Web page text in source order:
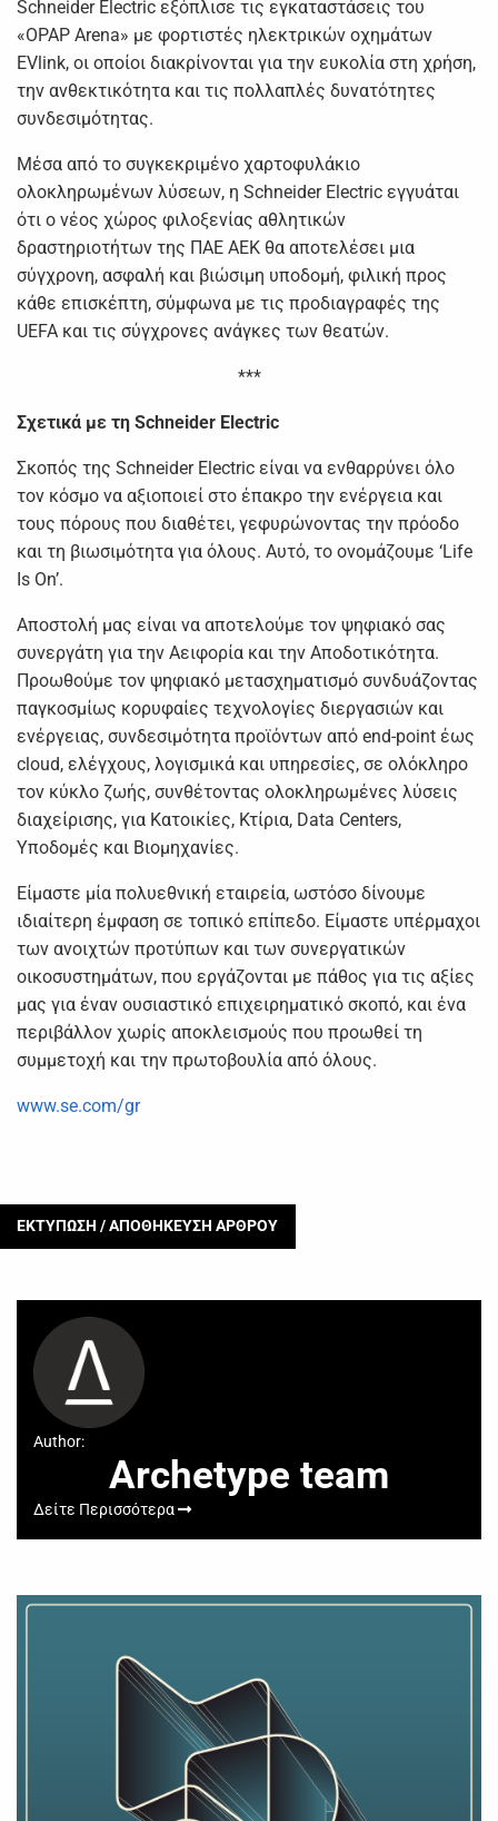
Schneider Electric εξόπλισε τις εγκαταστάσεις του
«OPAP Arena» με φορτιστές ηλεκτρικών οχημάτων
EVlink, οι οποίοι διακρίνονται για την ευκολία στη χρήση,
την ανθεκτικότητα και τις πολλαπλές δυνατότητες
συνδεσιμότητας.
Μέσα από το συγκεκριμένο χαρτοφυλάκιο
ολοκληρωμένων λύσεων, η Schneider Electric εγγυάται
ότι ο νέος χώρος φιλοξενίας αθλητικών
δραστηριοτήτων της ΠΑΕ ΑΕΚ θα αποτελέσει μια
σύγχρονη, ασφαλή και βιώσιμη υποδομή, φιλική προς
κάθε επισκέπτη, σύμφωνα με τις προδιαγραφές της
UEFA και τις σύγχρονες ανάγκες των θεατών.
***
Σχετικά με τη Schneider Electric
Σκοπός της Schneider Electric είναι να ενθαρρύνει όλο
τον κόσμο να αξιοποιεί στο έπακρο την ενέργεια και
τους πόρους που διαθέτει, γεφυρώνοντας την πρόοδο
και τη βιωσιμότητα για όλους. Αυτό, το ονομάζουμε ‘Life
Is On’.
Αποστολή μας είναι να αποτελούμε τον ψηφιακό σας
συνεργάτη για την Aειφορία και την Aποδοτικότητα.
Προωθούμε τον ψηφιακό μετασχηματισμό συνδυάζοντας
παγκοσμίως κορυφαίες τεχνολογίες διεργασιών και
ενέργειας, συνδεσιμότητα προϊόντων από end-point έως
cloud, ελέγχους, λογισμικά και υπηρεσίες, σε ολόκληρο
τον κύκλο ζωής, συνθέτοντας ολοκληρωμένες λύσεις
διαχείρισης, για Κατοικίες, Κτίρια, Data Centers,
Υποδομές και Βιομηχανίες.
Είμαστε μία πολυεθνική εταιρεία, ωστόσο δίνουμε
ιδιαίτερη έμφαση σε τοπικό επίπεδο. Είμαστε υπέρμαχοι
των ανοιχτών προτύπων και των συνεργατικών
οικοσυστημάτων, που εργάζονται με πάθος για τις αξίες
μας για έναν ουσιαστικό επιχειρηματικό σκοπό, και ένα
περιβάλλον χωρίς αποκλεισμούς που προωθεί τη
συμμετοχή και την πρωτοβουλία από όλους.
www.se.com/gr
ΕΚΤΥΠΩΣΗ / ΑΠΟΘΗΚΕΥΣΗ ΑΡΘΡΟΥ
Author:
Archetype team
Δείτε Περισσότερα